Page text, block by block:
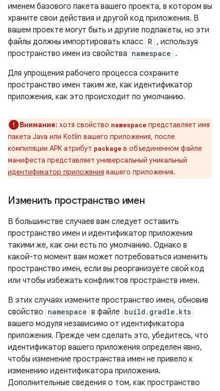
именем базового пакета вашего проекта, в котором вы
храните свои действия и другой код приложения. В
вашем проекте могут быть и другие подпакеты, но эти
файлы должны импортировать класс R , используя
пространство имен из свойства namespace .
Для упрощения рабочего процесса сохраните
пространство имен таким же, как идентификатор
приложения, как это происходит по умолчанию.
Внимание: хотя свойство namespace представляет имя
пакета Java или Kotlin вашего приложения, после
компиляции APK атрибут package в объединенном файле
манифеста представляет универсальный уникальный
идентификатор приложения вашего приложения.
Изменить пространство имен
В большинстве случаев вам следует оставить
пространство имен и идентификатор приложения
такими же, как они есть по умолчанию. Однако в
какой-то момент вам может потребоваться изменить
пространство имен, если вы реорганизуете свой код
или чтобы избежать конфликтов пространств имен.
В этих случаях измените пространство имен, обновив
свойство namespace в файле build.gradle.kts
вашего модуля независимо от идентификатора
приложения. Прежде чем сделать это, убедитесь, что
идентификатор вашего приложения определен явно,
чтобы изменение пространства имен не привело к
изменению идентификатора приложения.
Дополнительные сведения о том, как пространство